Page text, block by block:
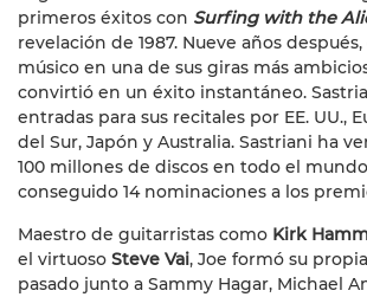
primeros éxitos con Surfing with the
revelación de 1987. Nueve años después,
músico en una de sus giras más
convirtió en un éxito instantáneo.
entradas para sus recitales por EE. UU.,
del Sur, Japón y Australia. Sastriani ha
100 millones de discos en todo el
conseguido 14 nominaciones a los
Maestro de guitarristas como Kirk
el virtuoso Steve Vai, Joe formó su
pasado junto a Sammy Hagar, Michael